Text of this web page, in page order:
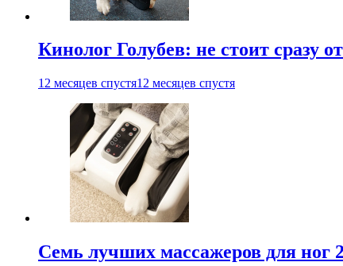
Кинолог Голубев: не стоит сразу
12 месяцев спустя12 месяцев спустя
Семь лучших массажеров для ног